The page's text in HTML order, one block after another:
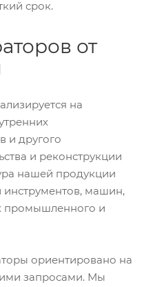
срок.
от
на
и другого
и реконструкции
нашей продукции
инструментов, машин,
промышленного и
ориентировано на
запросами. Мы